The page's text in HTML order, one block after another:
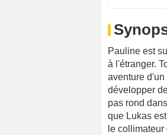
Pauline est
à l'étranger.
aventure
développer
pas rond
que Lukas
le